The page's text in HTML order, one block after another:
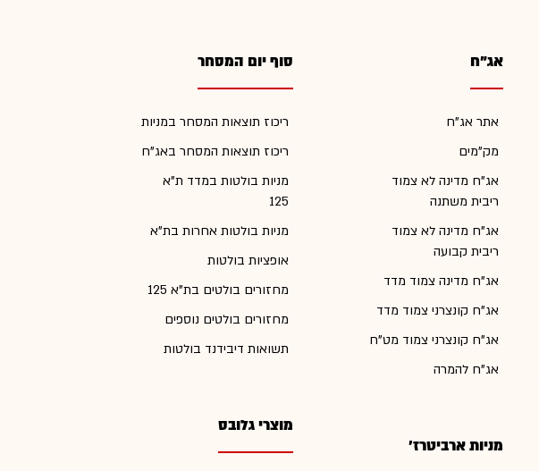
אג"ח
אתר אג"ח
מק"מים
אג"ח מדינה לא צמוד
ריבית משתנה
אג"ח מדינה לא צמוד
ריבית קבועה
אג"ח מדינה צמוד מדד
אג"ח קונצרני צמוד מדד
אג"ח קונצרני צמוד מט"ח
אג"ח להמרה
מניות ארביטרז'
סוף יום המסחר
ריכוז תוצאות המסחר במניות
ריכוז תוצאות המסחר באג"ח
מניות בולטות במדד ת"א
125
מניות בולטות אחרות בת"א
אופציות בולטות
מחזורים בולטים בת"א 125
מחזורים בולטים נוספים
תשואות דיבידנד בולטות
מוצרי גלובס